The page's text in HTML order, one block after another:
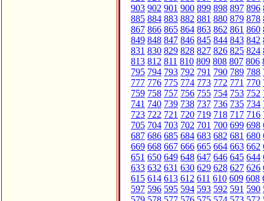
903 902 901 900 899 898 897 896
885 884 883 882 881 880 879 878
867 866 865 864 863 862 861 860
849 848 847 846 845 844 843 842
831 830 829 828 827 826 825 824
813 812 811 810 809 808 807 806
795 794 793 792 791 790 789 788
777 776 775 774 773 772 771 770
759 758 757 756 755 754 753 752
741 740 739 738 737 736 735 734
723 722 721 720 719 718 717 716
705 704 703 702 701 700 699 698
687 686 685 684 683 682 681 680
669 668 667 666 665 664 663 662
651 650 649 648 647 646 645 644
633 632 631 630 629 628 627 626
615 614 613 612 611 610 609 608
597 596 595 594 593 592 591 590